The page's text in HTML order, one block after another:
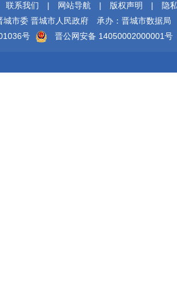
联系我们 | 网站导航 | 版权声明 |
隐
城市委 晋城市人民政府
承办：晋城市数据局
号
晋公网安备 14050002000001号